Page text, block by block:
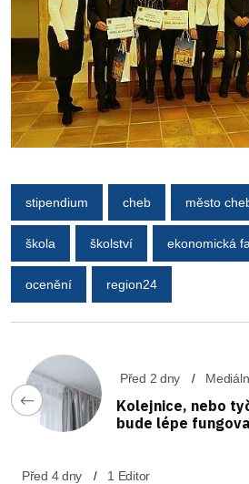
stipendium cheb město
škola školství ekonomická
ocenění region24
Před 2 dny
Kolejnice, nebo
bude lépe
Před 4 dny 1 Editor